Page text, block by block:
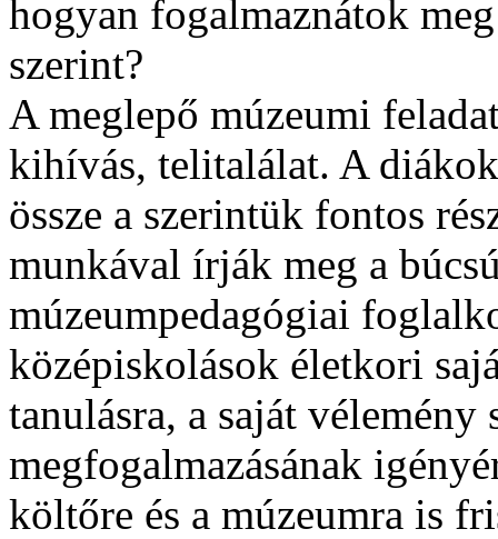
hogyan fogalmaznátok
szerint?
A meglepő múzeumi
kihívás, telitalálat. A
össze a szerintük fontos
munkával írják meg a
múzeumpedagógiai
középiskolások életkori
tanulásra, a saját
megfogalmazásának
költőre és a múzeumra is